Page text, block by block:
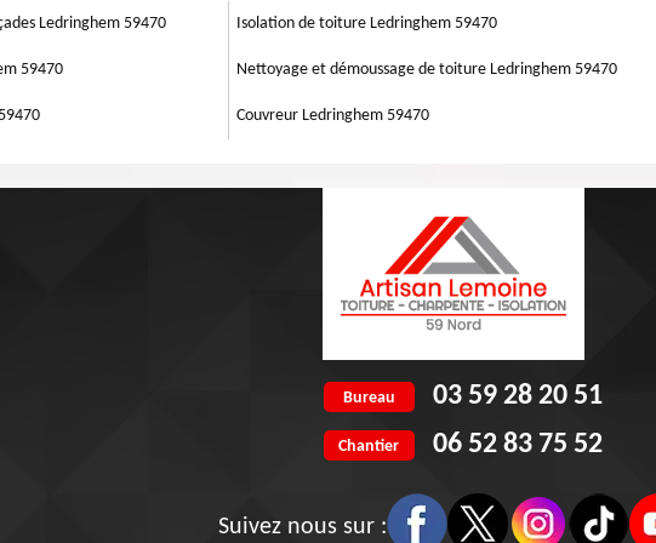
un devis gratuit et sans engagement. Si vous voulez avoir plus de détails sur nos services, vous
Ledringhem 59470
59470
Isolation de toiture Ledringhem 59470
Nettoyage et démoussage de toiture Ledringhem 59470
Couvreur Ledringhem 59470
Bureau 03 59 28 20 51
Chantier 06 52 83 75 52
Suivez nous sur :